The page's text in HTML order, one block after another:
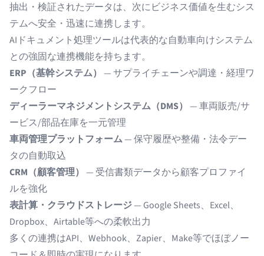
抽出・検証されたデータは、次にビジネス価値を生むシス
テムへ安全・迅速に連携します。
AIドキュメント処理ツールは代表的な自動車向けシステム
との強固な連携機能を持ちます。
ERP（基幹システム） — サプライチェーンや調達・経理ワ
ークフロー
ディーラーマネジメントシステム（DMS） — 車両販売/サ
ービス/部品在庫を一元管理
車両管理プラットフォーム— 保守履歴や整備・法令デー
タの自動取込
CRM（顧客管理） — 受信書類データから顧客プロファイ
ルを強化
表計算・クラウドストレージ— Google Sheets、Excel、
Dropbox、Airtable等への柔軟出力
多くの連携はAPI、Webhook、Zapier、Make等でほぼノー